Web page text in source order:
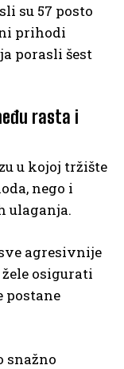
su 57 posto
prihodi
porasli šest
rasta i
u kojoj tržište
nego i
ulaganja.
agresivnije
osigurati
postane
snažno